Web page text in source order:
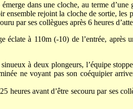
dans une cloche, au terme
rejoint la cloche de sortie, les
par ses collègues après 6 heures
à 110m (-10) de l’entrée,
à deux plongeurs, l’équipe
ne voyant pas son coéquipier
heures avant d’être secouru par ses